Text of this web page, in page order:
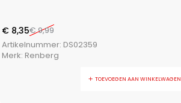
€9,99
€ 8,35
Artikelnummer: DS02359
Merk: Renberg
TOEVOEGEN AAN WINKELWAGEN